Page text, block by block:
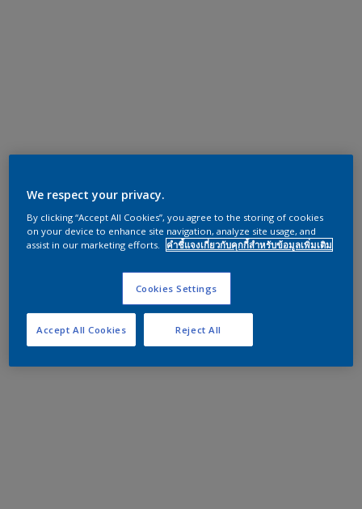
We respect your privacy.
By clicking “Accept All Cookies”, you agree to the storing of cookies
on your device to enhance site navigation, analyze site usage, and
assist in our marketing efforts.
คำชี้แจงเกี่ยวกับคุกกี้สำหรับข้อมูลเพิ่มเติม
Cookies Settings
Reject All
Accept All Cookies